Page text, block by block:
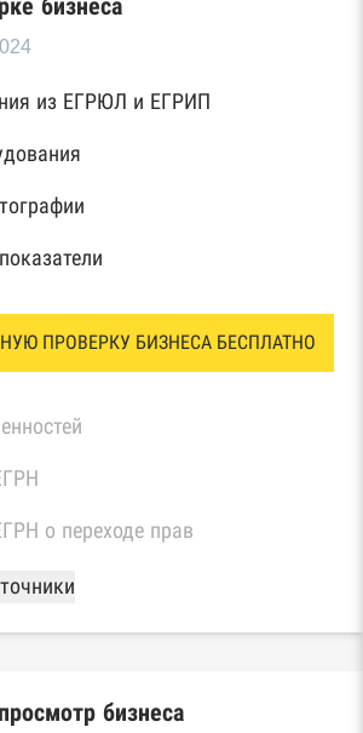
бизнеса
из ЕГРЮЛ и ЕГРИП
ПРОВЕРКУ БИЗНЕСА БЕСПЛАТНО
о переходе прав
и ЕГРИП Федеральной
контрактов
бизнеса